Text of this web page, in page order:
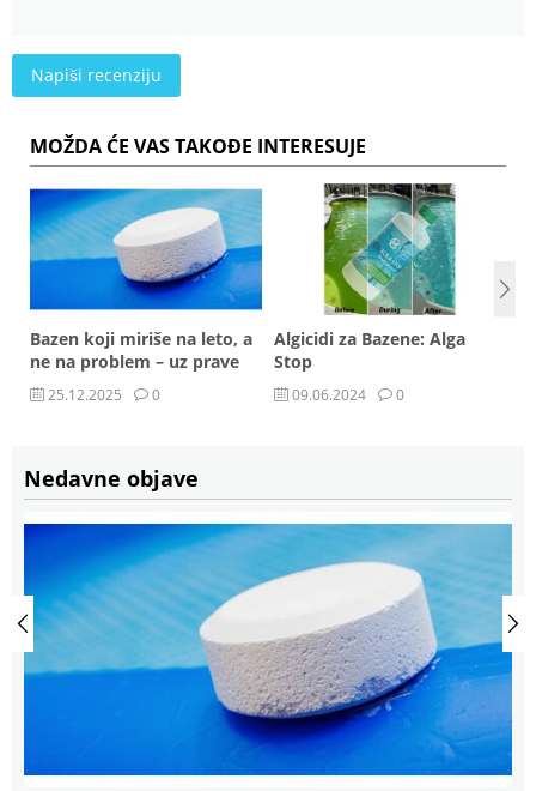
Nedavne objave
Napiši recenziju
MOŽDA ĆE VAS TAKOĐE INTERESUJE
Bazen koji miriše na leto, a
ne na problem – uz prave
Multi Pool tablete
25.12.2025 0
Algicidi za Bazene: Alga
Stop
09.06.2024 0